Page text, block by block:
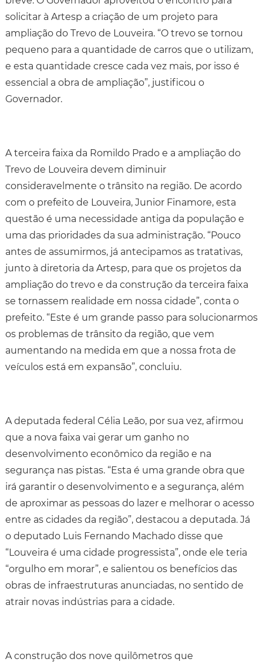
solicitar à Artesp a criação de um projeto para
ampliação do Trevo de Louveira. “O trevo se tornou
pequeno para a quantidade de carros que o utilizam,
e esta quantidade cresce cada vez mais, por isso é
essencial a obra de ampliação”, justificou o
Governador.
A terceira faixa da Romildo Prado e a ampliação do
Trevo de Louveira devem diminuir
consideravelmente o trânsito na região. De acordo
com o prefeito de Louveira, Junior Finamore, esta
questão é uma necessidade antiga da população e
uma das prioridades da sua administração. “Pouco
antes de assumirmos, já antecipamos as tratativas,
junto à diretoria da Artesp, para que os projetos da
ampliação do trevo e da construção da terceira faixa
se tornassem realidade em nossa cidade”, conta o
prefeito. “Este é um grande passo para solucionarmos
os problemas de trânsito da região, que vem
aumentando na medida em que a nossa frota de
veículos está em expansão”, concluiu.
A deputada federal Célia Leão, por sua vez, afirmou
que a nova faixa vai gerar um ganho no
desenvolvimento econômico da região e na
segurança nas pistas. “Esta é uma grande obra que
irá garantir o desenvolvimento e a segurança, além
de aproximar as pessoas do lazer e melhorar o acesso
entre as cidades da região”, destacou a deputada. Já
o deputado Luis Fernando Machado disse que
“Louveira é uma cidade progressista”, onde ele teria
“orgulho em morar”, e salientou os benefícios das
obras de infraestruturas anunciadas, no sentido de
atrair novas indústrias para a cidade.
A construção dos nove quilômetros que